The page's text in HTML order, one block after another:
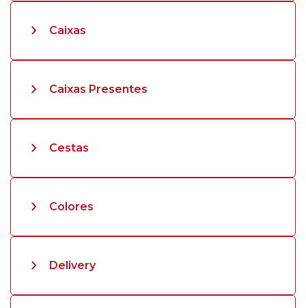
Caixas
Caixas Presentes
Cestas
Colores
Delivery